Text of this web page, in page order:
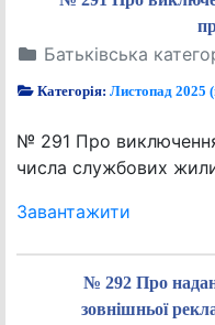
Батьківська
Категорія:Листопад 2025
№ 291 Про
числа службових
Завантажити
№ 292 Про
зовнішньої